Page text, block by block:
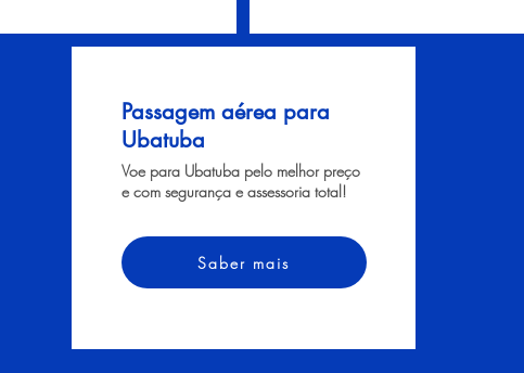
Passagem aérea para
Ubatuba
Voe para Ubatuba pelo melhor preço
e com segurança e assessoria total!
Saber mais